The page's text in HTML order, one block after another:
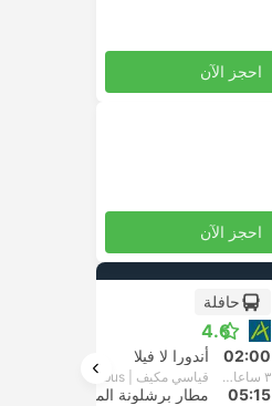
احجز الآن
احجز الآن
حافلة
4.6
02:00 أندورا لا فيلا
٣ ساعات و‫15 دقائق قياسي مكيف | Andbus
05:15 مطار برشلونة المحطة 1